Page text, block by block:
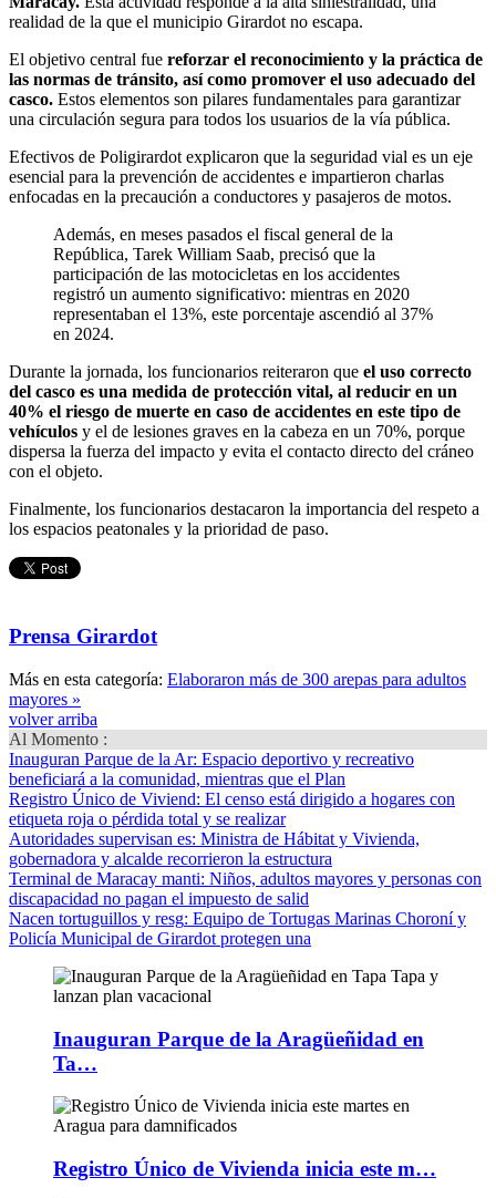
realidad de la que el municipio Girardot no escapa.
El objetivo central fue reforzar el reconocimiento y la práctica de
las normas de tránsito, así como promover el uso adecuado del
casco. Estos elementos son pilares fundamentales para garantizar
una circulación segura para todos los usuarios de la vía pública.
Efectivos de Poligirardot explicaron que la seguridad vial es un eje
esencial para la prevención de accidentes e impartieron charlas
enfocadas en la precaución a conductores y pasajeros de motos.
Además, en meses pasados el fiscal general de la
República, Tarek William Saab, precisó que la
participación de las motocicletas en los accidentes
registró un aumento significativo: mientras en 2020
representaban el 13%, este porcentaje ascendió al 37%
en 2024.
Durante la jornada, los funcionarios reiteraron que el uso correcto
del casco es una medida de protección vital, al reducir en un
40% el riesgo de muerte en caso de accidentes en este tipo de
vehículos y el de lesiones graves en la cabeza en un 70%, porque
dispersa la fuerza del impacto y evita el contacto directo del cráneo
con el objeto.
Finalmente, los funcionarios destacaron la importancia del respeto a
los espacios peatonales y la prioridad de paso.
Prensa Girardot
Más en esta categoría: Elaboraron más de 300 arepas para adultos
mayores »
volver arriba
Al Momento :
Inauguran Parque de la Ar: Espacio deportivo y recreativo
beneficiará a la comunidad, mientras que el Plan
Registro Único de Viviend: El censo está dirigido a hogares con
etiqueta roja o pérdida total y se realizar
Autoridades supervisan es: Ministra de Hábitat y Vivienda,
gobernadora y alcalde recorrieron la estructura
Terminal de Maracay manti: Niños, adultos mayores y personas con
discapacidad no pagan el impuesto de salid
Nacen tortuguillos y resg: Equipo de Tortugas Marinas Choroní y
Policía Municipal de Girardot protegen una
Inauguran Parque de la Aragüeñidad en
Ta…
Registro Único de Vivienda inicia este m…